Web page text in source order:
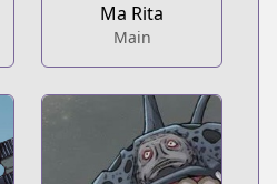
Ma Rita
Main